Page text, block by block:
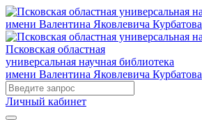
Псковская областная
универсальная научная библиотека
имени Валентина Яковлевича Курбатова
Личный кабинет